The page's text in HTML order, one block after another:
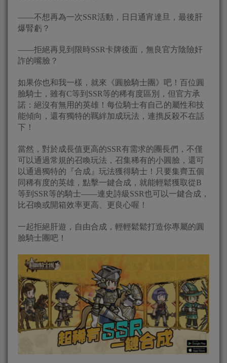
——不想再為一次SSR活動，日日通宵達旦，最後肝
爆腎虧？
——拒絕再見到限時SSR卡牌後面，無良官方陰險奸
詐的嘴臉？
如果你也和我一樣，就來《圓臉騎士團》吧！百位圓
臉騎士，雖有C等到SSR等的稀有度區別，但官方承
諾：絕沒有無用的英雄！每位騎士有自己的屬性和技
能傾向，還有獨特的羈絆加成玩法，連擕反殺不在話
下！
當然，對於成長值更高的SSR有需求的團長們，不僅
可以通過常規的召喚玩法，召集稀有的小圓臉，還可
以通過獨特的『合成』玩法獲得騎士！只要集齊五個
同稀有度的英雄，點擊一鍵合成，就能輕鬆獲取從B
等到SSR等的騎士——連史詩級SSR也可以一鍵合成，
比召喚或開箱效率更高、更良心喔！
一起拒絕肝遊，自由合成，輕輕鬆鬆打造你專屬的圓
臉騎士團吧！